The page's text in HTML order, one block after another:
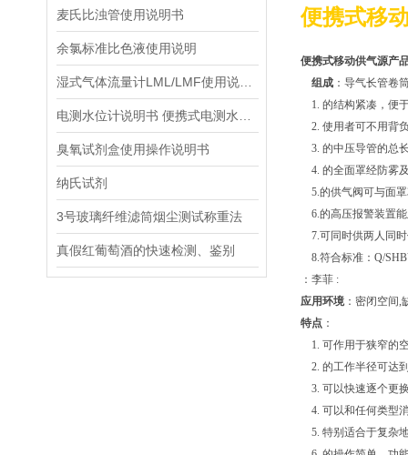
麦氏比浊管使用说明书
余氯标准比色液使用说明
臭氧试剂盒使用操作说明书
纳氏试剂
3号玻璃纤维滤筒烟尘测试称重法
真假红葡萄酒的快速检测、鉴别
便携式移
便携式移动供气源产
组成 ：导气长管卷
1. 的结构紧凑，便
2. 使用者可不用背
3. 的中压导管的总
4. 的全面罩经防雾
5.的供气阀可与面罩
6.的高压报警装置
7.可同时供两人同
8.符合标准：Q/
：李菲 :
应用环境 ：密闭空间,
特点 ：
1. 可作用于狭窄的
2. 的工作半径可达
3. 可以快速逐个更
4. 可以和任何类型
5. 特别适合于复杂